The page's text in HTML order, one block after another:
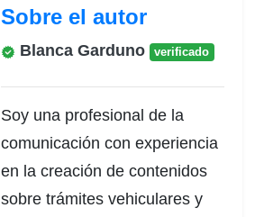
Sobre el autor
Blanca Garduno verificado
Soy una profesional de la
comunicación con experiencia
en la creación de contenidos
sobre trámites vehiculares y